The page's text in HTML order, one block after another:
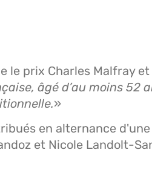
le prix Charles Malfray
âgé d’au moins 52
»
en alternance d'une
et Nicole Landolt-